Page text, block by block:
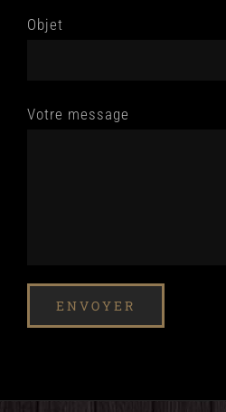
Objet
Votre message